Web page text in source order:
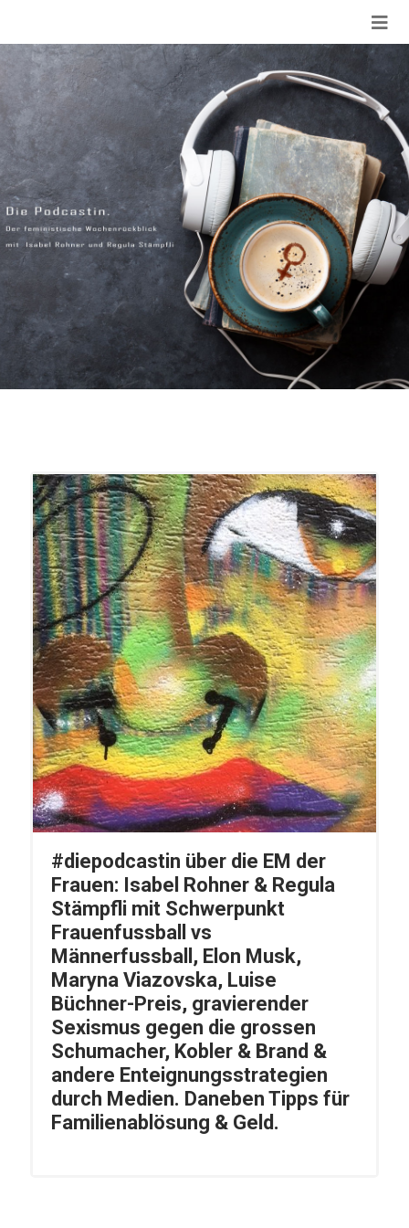
#diepodcastin über die EM der
Frauen: Isabel Rohner & Regula
Stämpfli mit Schwerpunkt
Frauenfussball vs
Männerfussball, Elon Musk,
Maryna Viazovska, Luise
Büchner-Preis, gravierender
Sexismus gegen die grossen
Schumacher, Kobler & Brand &
andere Enteignungsstrategien
durch Medien. Daneben Tipps für
Familienablösung & Geld.